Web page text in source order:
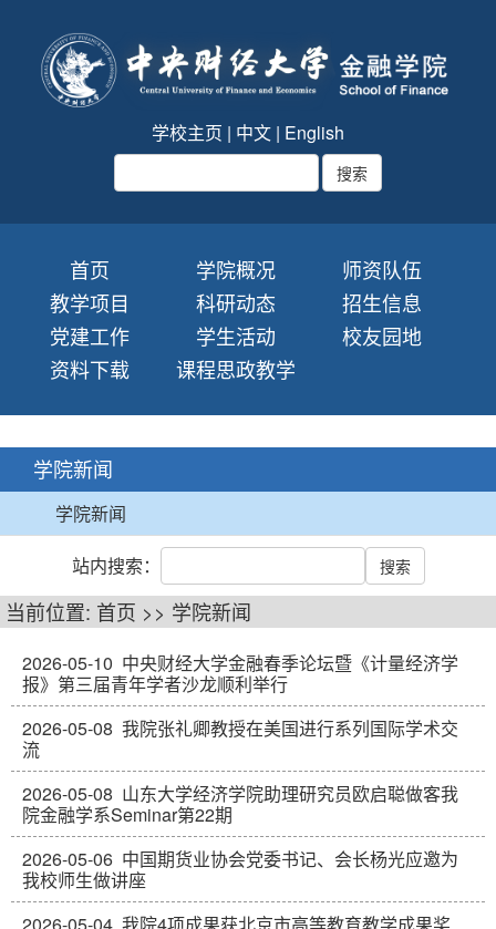
学校主页 | 中文 | English
首页 学院概况
师资队伍
教学项目
科研动态
招生信息
党建工作
学生活动
校友园地
资料下载
课程思政教学
学院新闻
学院新闻
站内搜索：
当前位置: 首页 >> 学院新闻
2026-05-10 中央财经大学金融春季论坛暨《计量经济学
报》第三届青年学者沙龙顺利举行
2026-05-08 我院张礼卿教授在美国进行系列国际学术交
流
2026-05-08 山东大学经济学院助理研究员欧启聪做客我
院金融学系Seminar第22期
2026-05-06 中国期货业协会党委书记、会长杨光应邀为
我校师生做讲座